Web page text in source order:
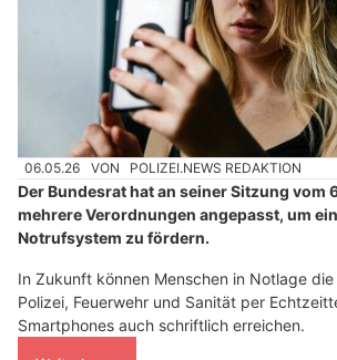
06.05.26 VON POLIZEI.NEWS REDAKTION
Der Bundesrat hat an seiner Sitzung vom
mehrere Verordnungen angepasst, um
Notrufsystem zu fördern.
In Zukunft können Menschen in Notlage
Polizei, Feuerwehr und Sanität per
Smartphones auch schriftlich erreichen.